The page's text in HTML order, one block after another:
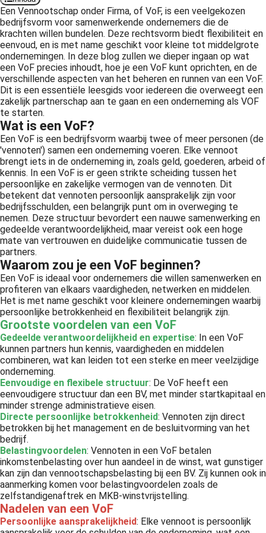
Een Vennootschap onder Firma, of VoF, is een veelgekozen
bedrijfsvorm voor samenwerkende ondernemers die de
krachten willen bundelen. Deze rechtsvorm biedt flexibiliteit en
eenvoud, en is met name geschikt voor kleine tot middelgrote
ondernemingen. In deze blog zullen we dieper ingaan op wat
een VoF precies inhoudt, hoe je een VoF kunt oprichten, en de
verschillende aspecten van het beheren en runnen van een VoF.
Dit is een essentiële leesgids voor iedereen die overweegt een
zakelijk partnerschap aan te gaan en een onderneming als VOF
te starten.
Wat is een VoF?
Een VoF is een bedrijfsvorm waarbij twee of meer personen (de
'vennoten') samen een onderneming voeren. Elke vennoot
brengt iets in de onderneming in, zoals geld, goederen, arbeid of
kennis. In een VoF is er geen strikte scheiding tussen het
persoonlijke en zakelijke vermogen van de vennoten. Dit
betekent dat vennoten persoonlijk aansprakelijk zijn voor
bedrijfsschulden, een belangrijk punt om in overweging te
nemen. Deze structuur bevordert een nauwe samenwerking en
gedeelde verantwoordelijkheid, maar vereist ook een hoge
mate van vertrouwen en duidelijke communicatie tussen de
partners.
Waarom zou je een VoF beginnen?
Een VoF is ideaal voor ondernemers die willen samenwerken en
profiteren van elkaars vaardigheden, netwerken en middelen.
Het is met name geschikt voor kleinere ondernemingen waarbij
persoonlijke betrokkenheid en flexibiliteit belangrijk zijn.
Grootste voordelen van een VoF
Gedeelde verantwoordelijkheid en expertise: In een VoF
kunnen partners hun kennis, vaardigheden en middelen
combineren, wat kan leiden tot een sterke en meer veelzijdige
onderneming.
Eenvoudige en flexibele structuur: De VoF heeft een
eenvoudigere structuur dan een BV, met minder startkapitaal en
minder strenge administratieve eisen.
Directe persoonlijke betrokkenheid: Vennoten zijn direct
betrokken bij het management en de besluitvorming van het
bedrijf.
Belastingvoordelen: Vennoten in een VoF betalen
inkomstenbelasting over hun aandeel in de winst, wat gunstiger
kan zijn dan vennootschapsbelasting bij een BV. Zij kunnen ook in
aanmerking komen voor belastingvoordelen zoals de
zelfstandigenaftrek en MKB-winstvrijstelling.
Nadelen van een VoF
Persoonlijke aansprakelijkheid: Elke vennoot is persoonlijk